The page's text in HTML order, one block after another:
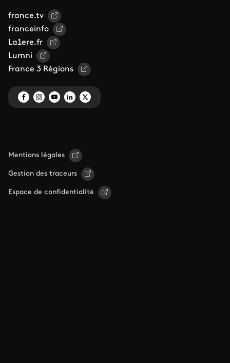
france.tv
franceinfo
La1ere.fr
Lumni
France 3 Régions
Mentions légales
Gestion des traceurs
Espace de confidentialité